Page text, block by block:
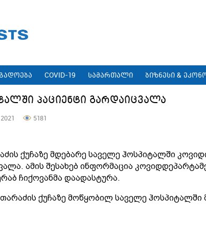
COVID-19 სამართალი ბიზნესი &
პაციენტი გარდაიცვალა
2021 5181
ქუჩაზე მდებარე საველე ჰოსპიტალში
ამის შესახებ ინფორმაცია
ჩიქოვანმა დაადასტურა.
ქუჩაზე მოწყობილ საველე ჰოსპიტალში